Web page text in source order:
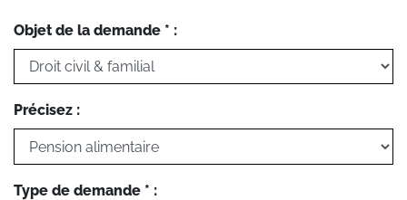
Objet de la demande * :
Précisez :
Type de demande * :